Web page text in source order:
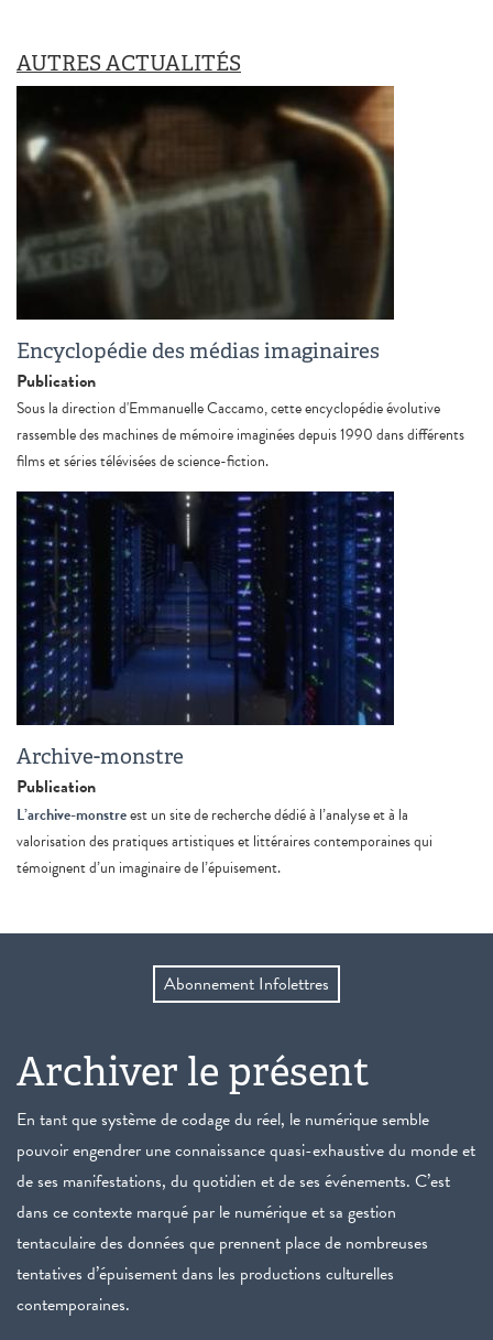
AUTRES ACTUALITÉS
Encyclopédie des médias imaginaires
Publication
Sous la direction d'Emmanuelle Caccamo, cette encyclopédie évolutive
rassemble des machines de mémoire imaginées depuis 1990 dans différents
films et séries télévisées de science-fiction.
Archive-monstre
Publication
L’archive-monstreest un site de recherche dédié à l’analyse et à la
valorisation des pratiques artistiques et littéraires contemporaines qui
témoignent d’un imaginaire de l’épuisement.
Abonnement Infolettres
Archiver le présent
En tant que système de codage du réel, le numérique semble
pouvoir engendrer une connaissance quasi-exhaustive du monde et
de ses manifestations, du quotidien et de ses événements. C’est
dans ce contexte marqué par le numérique et sa gestion
tentaculaire des données que prennent place de nombreuses
tentatives d’épuisement dans les productions culturelles
contemporaines.